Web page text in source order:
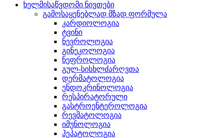
ხელმისაწვდომი ნივთები
გამოსაყენებლად მზად ფორმულა
კარდიოლოგია
ტვინი
ნევროლოგია
გინეკოლოგია
ნეფროლოგია
გულ-სისხლძარღვთა
დერმატოლოგია
ენდოკრინოლოგია
რესპირატორული
გასტროენტეროლოგია
რევმატოლოგია
იმუნოლოგია
ჰეპატოლოგია